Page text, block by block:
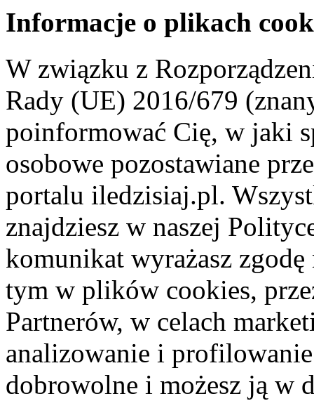
Informacje o plikach
W związku z
Rady (UE) 2016/679
poinformować Cię, w jaki
osobowe pozostawiane
portalu iledzisiaj.pl.
znajdziesz w naszej
komunikat wyrażasz
tym w plików cookies,
Partnerów, w celach
analizowanie i
dobrowolne i możesz ją w